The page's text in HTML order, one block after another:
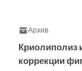
Архив
Криолиполиз
коррекции